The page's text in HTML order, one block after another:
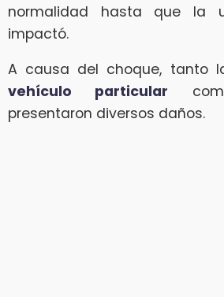
normalidad hasta que la
impactó.
A causa del choque, tanto
vehículo particular
presentaron diversos daños.